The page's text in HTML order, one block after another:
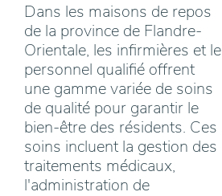
Dans les maisons de repos
de la province de Flandre-
Orientale, les infirmières et le
personnel qualifié offrent
une gamme variée de soins
de qualité pour garantir le
bien-être des résidents. Ces
soins incluent la gestion des
traitements médicaux,
l'administration de